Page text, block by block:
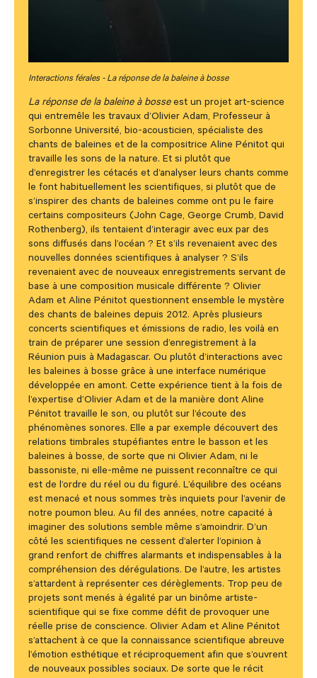
Interactions férales - La réponse de la baleine à bosse
La réponse de la baleine à bosseest un projet art-science
qui entremêle les travaux d’Olivier Adam, Professeur à
Sorbonne Université, bio-acousticien, spécialiste des
chants de baleines et de la compositrice Aline Pénitot qui
travaille les sons de la nature. Et si plutôt que
d’enregistrer les cétacés et d’analyser leurs chants comme
le font habituellement les scientifiques, si plutôt que de
s’inspirer des chants de baleines comme ont pu le faire
certains compositeurs (John Cage, George Crumb, David
Rothenberg), ils tentaient d’interagir avec eux par des
sons diffusés dans l’océan ? Et s’ils revenaient avec des
nouvelles données scientifiques à analyser ? S’ils
revenaient avec de nouveaux enregistrements servant de
base à une composition musicale différente ? Olivier
Adam et Aline Pénitot questionnent ensemble le mystère
des chants de baleines depuis 2012. Après plusieurs
concerts scientifiques et émissions de radio, les voilà en
train de préparer une session d’enregistrement à la
Réunion puis à Madagascar. Ou plutôt d’interactions avec
les baleines à bosse grâce à une interface numérique
développée en amont. Cette expérience tient à la fois de
l’expertise d’Olivier Adam et de la manière dont Aline
Pénitot travaille le son, ou plutôt sur l’écoute des
phénomènes sonores. Elle a par exemple découvert des
relations timbrales stupéfiantes entre le basson et les
baleines à bosse, de sorte que ni Olivier Adam, ni le
bassoniste, ni elle-même ne puissent reconnaître ce qui
est de l’ordre du réel ou du figuré. L’équilibre des océans
est menacé et nous sommes très inquiets pour l’avenir de
notre poumon bleu. Au fil des années, notre capacité à
imaginer des solutions semble même s’amoindrir. D’un
côté les scientifiques ne cessent d’alerter l’opinion à
grand renfort de chiffres alarmants et indispensables à la
compréhension des dérégulations. De l’autre, les artistes
s’attardent à représenter ces dérèglements. Trop peu de
projets sont menés à égalité par un binôme artiste-
scientifique qui se fixe comme défit de provoquer une
réelle prise de conscience. Olivier Adam et Aline Pénitot
s’attachent à ce que la connaissance scientifique abreuve
l’émotion esthétique et réciproquement afin que s’ouvrent
de nouveaux possibles sociaux. De sorte que le récit